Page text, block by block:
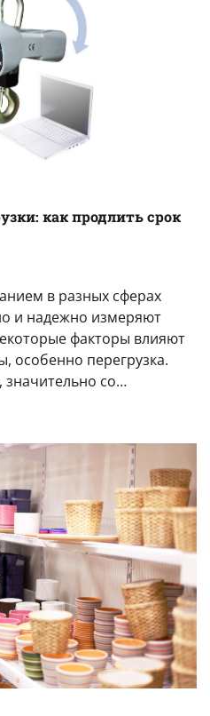
как продлить срок
в разных сферах
и надежно измеряют
факторы влияют
особенно перегрузка.
значительно со…